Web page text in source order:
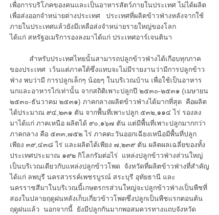
เพื่อการบริโภคของคนและเป็นอาหารสัตว์ภายในประเทศ ไม่ได้ผลิต
เพื่อส่งออกจำหน่ายต่างประเทศ ประเทศที่ผลิตข้าวฟ่างหลังจากใช้
ภายในประเทศแล้วยังมีเหลือส่งจำหน่ายรายใหญ่ของโลก
ได้แก่ สหรัฐอเมริการองลงมาได้แก่ ประเทศอาร์เจนตินา
สำหรับประเทศไทยนั้นสามารถปลูกข้าวฟ่างได้เกือบทุกภาค
ของประเทศ เว้นแต่ภาคใต้ซึ่งแทบจะไม่มีรายงานว่ามีการปลูกข้าว
ฟ่าง พบว่ามี การปลูกเล็กๆ น้อยๆ ในบริเวณบ้าน เพื่อใช้เป็นอาหาร
นกและอาหารไก่เท่านั้น จากสถิติเพาะปลูกปี ๒๕๓๐-๒๕๓๑ (เมษายน
๒๕๓๐-ธันวาคม ๒๕๓๑) ภาคกลางผลิตข้าวฟ่างได้มากที่สุด คือผลิต
ได้ประมาณ ๙๔,๒๓๑ ตัน จากพื้นที่เพาะปลูก ๕๓๒,๑๑๔ ไร่ รองลง
มาได้แก่ ภาคเหนือ ผลิตได้ ๙๐,๑๖๗ ตัน แต่มีพื้นที่เพาะปลูกมากกว่า
ภาคกลาง คือ ๕๓๓,๗๕๒ ไร่ ภาคตะวันออกเฉียงเหนือมีพื้นที่ปลูก
เพียง ๓๙,๔๓๘ ไร่ และผลิตได้เพียง ๗,๒๓๙ ตัน ผลิตผลเฉลี่ยของทั้ง
ประเทศประมาณ ๑๙๒ กิโลกรัมต่อไร่ แหล่งปลูกข้าวฟ่างส่วนใหญ่
เป็นบริเวณเดียวกับแหล่งปลูกข้าวโพด จังหวัดที่ผลิตข้าวฟ่างที่สำคัญ
ได้แก่ ลพบุรี นครสวรรค์เพชรบูรณ์ สระบุรี อุทัยธานี และ
นครราชสีมาในบริเวณนี้เกษตรกรส่วนใหญ่จะปลูกข้าวฟ่างเป็นพืชที่
สองในปลายฤดูฝนหลังเก็บเกี่ยวข้าวโพดซึ่งปลูกเป็นพืชแรกตอนต้น
ฤดูฝนแล้ว นอกจากนี้ ยังมีปลูกกันมากพอสมควรทางแถบจังหวัด